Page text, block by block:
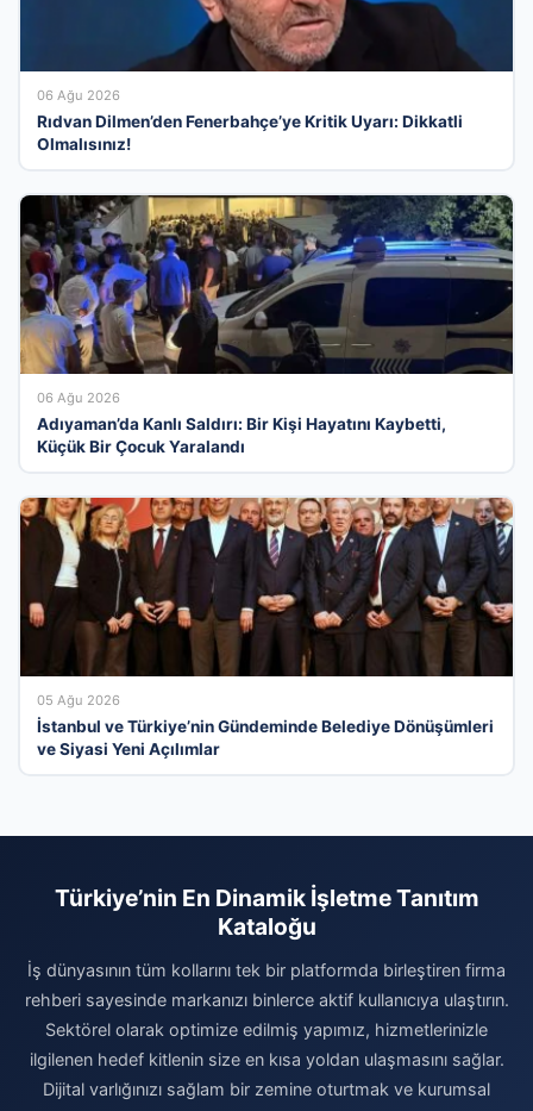
06 Ağu 2026
Rıdvan Dilmen’den Fenerbahçe’ye Kritik Uyarı: Dikkatli
Olmalısınız!
06 Ağu 2026
Adıyaman’da Kanlı Saldırı: Bir Kişi Hayatını Kaybetti,
Küçük Bir Çocuk Yaralandı
05 Ağu 2026
İstanbul ve Türkiye’nin Gündeminde Belediye Dönüşümleri
ve Siyasi Yeni Açılımlar
Türkiye’nin En Dinamik İşletme Tanıtım
Kataloğu
İş dünyasının tüm kollarını tek bir platformda birleştiren firma
rehberi sayesinde markanızı binlerce aktif kullanıcıya ulaştırın.
Sektörel olarak optimize edilmiş yapımız, hizmetlerinizle
ilgilenen hedef kitlenin size en kısa yoldan ulaşmasını sağlar.
Dijital varlığınızı sağlam bir zemine oturtmak ve kurumsal